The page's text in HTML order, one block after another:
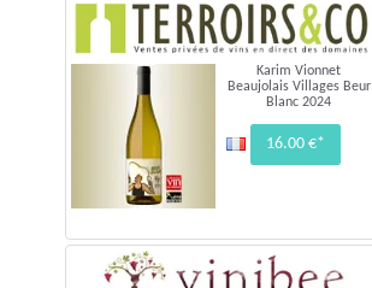
Karim Vionnet
Beaujolais Villages Beur
Blanc 2024
16.00 €*